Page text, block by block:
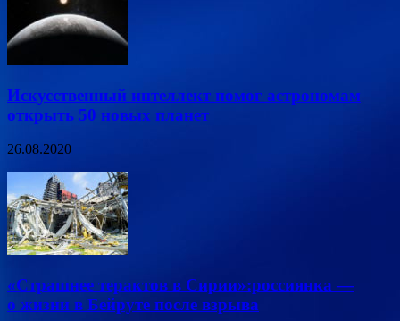
Искусственный интеллект помог астрономам
открыть 50 новых планет
26.08.2020
«Страшнее терактов в Сирии»:россиянка —
о жизни в Бейруте после взрыва